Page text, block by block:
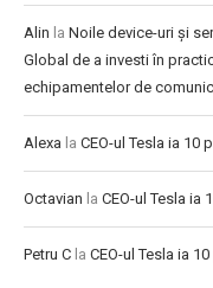
Alin la Noile device-uri și
Global de a investi în
echipamentelor de
Alexa la CEO-ul Tesla ia 10
Octavian la CEO-ul Tesla ia
Petru C la CEO-ul Tesla ia